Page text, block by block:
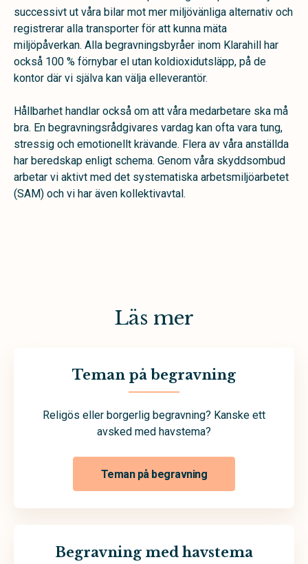
successivt ut våra bilar mot mer miljövänliga alternativ och
registrerar alla transporter för att kunna mäta
miljöpåverkan. Alla begravningsbyråer inom Klarahill har
också 100 % förnybar el utan koldioxidutsläpp, på de
kontor där vi själva kan välja elleverantör.
Hållbarhet handlar också om att våra medarbetare ska må
bra. En begravningsrådgivares vardag kan ofta vara tung,
stressig och emotionellt krävande. Flera av våra anställda
har beredskap enligt schema. Genom våra skyddsombud
arbetar vi aktivt med det systematiska arbetsmiljöarbetet
(SAM) och vi har även kollektivavtal.
Läs mer
Teman på begravning
Religös eller borgerlig begravning? Kanske ett
avsked med havstema?
Teman på begravning
Begravning med havstema